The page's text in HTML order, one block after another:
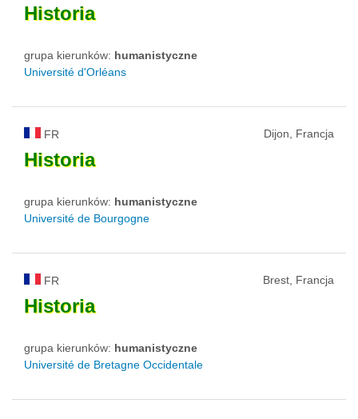
Historia
grupa kierunków: humanistyczne
Université d'Orléans
FR Dijon, Francja
Historia
grupa kierunków: humanistyczne
Université de Bourgogne
FR Brest, Francja
Historia
grupa kierunków: humanistyczne
Université de Bretagne Occidentale